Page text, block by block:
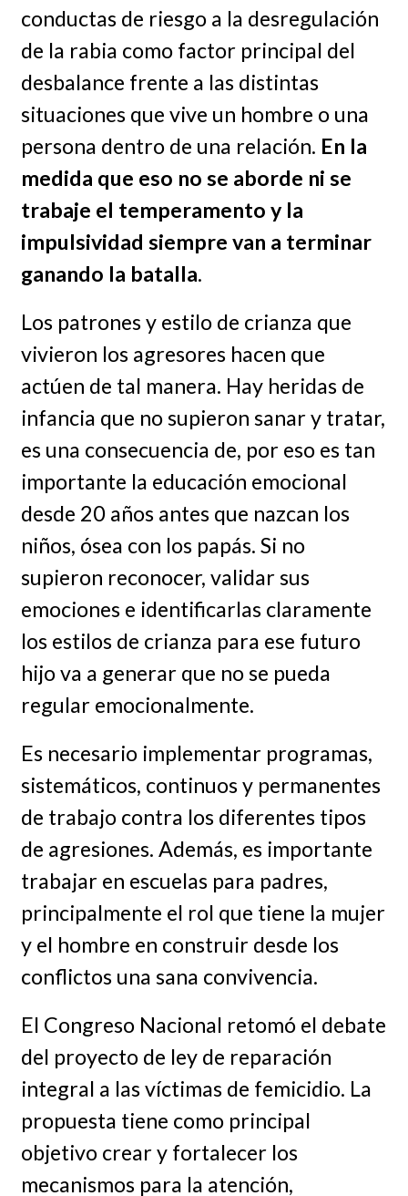
conductas de riesgo a la desregulación
de la rabia como factor principal del
desbalance frente a las distintas
situaciones que vive un hombre o una
persona dentro de una relación. En la
medida que eso no se aborde ni se
trabaje el temperamento y la
impulsividad siempre van a terminar
ganando la batalla.
Los patrones y estilo de crianza que
vivieron los agresores hacen que
actúen de tal manera. Hay heridas de
infancia que no supieron sanar y tratar,
es una consecuencia de, por eso es tan
importante la educación emocional
desde 20 años antes que nazcan los
niños, ósea con los papás. Si no
supieron reconocer, validar sus
emociones e identificarlas claramente
los estilos de crianza para ese futuro
hijo va a generar que no se pueda
regular emocionalmente.
Es necesario implementar programas,
sistemáticos, continuos y permanentes
de trabajo contra los diferentes tipos
de agresiones. Además, es importante
trabajar en escuelas para padres,
principalmente el rol que tiene la mujer
y el hombre en construir desde los
conflictos una sana convivencia.
El Congreso Nacional retomó el debate
del proyecto de ley de reparación
integral a las víctimas de femicidio. La
propuesta tiene como principal
objetivo crear y fortalecer los
mecanismos para la atención,